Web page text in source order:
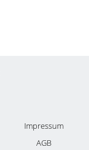
Impressum
AGB